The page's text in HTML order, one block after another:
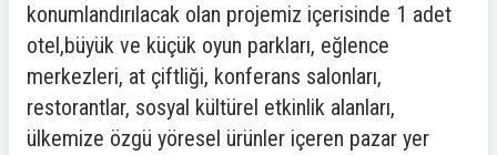
konumlandırılacak olan projemiz içerisinde 1 adet
otel,büyük ve küçük oyun parkları, eğlence
merkezleri, at çiftliği, konferans salonları,
restorantlar, sosyal kültürel etkinlik alanları,
ülkemize özgü yöresel ürünler içeren pazar yer